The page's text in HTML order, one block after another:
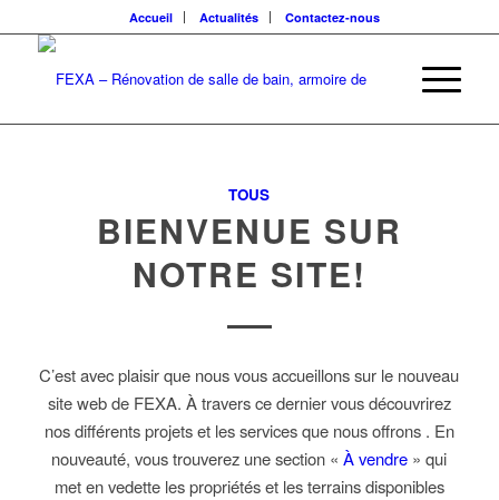
Accueil Actualités Contactez-nous
TOUS
BIENVENUE SUR
NOTRE SITE!
C’est avec plaisir que nous vous accueillons sur le nouveau
site web de FEXA. À travers ce dernier vous découvrirez
nos différents projets et les services que nous offrons . En
nouveauté, vous trouverez une section «À vendre » qui
met en vedette les propriétés et les terrains disponibles